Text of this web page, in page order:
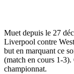
Muet depuis le 27
Liverpool contre
but en marquant ce
(match en cours 1-3).
championnat.